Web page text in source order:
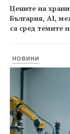
Цените на
България, AI,
са сред темите
НОВИНИ